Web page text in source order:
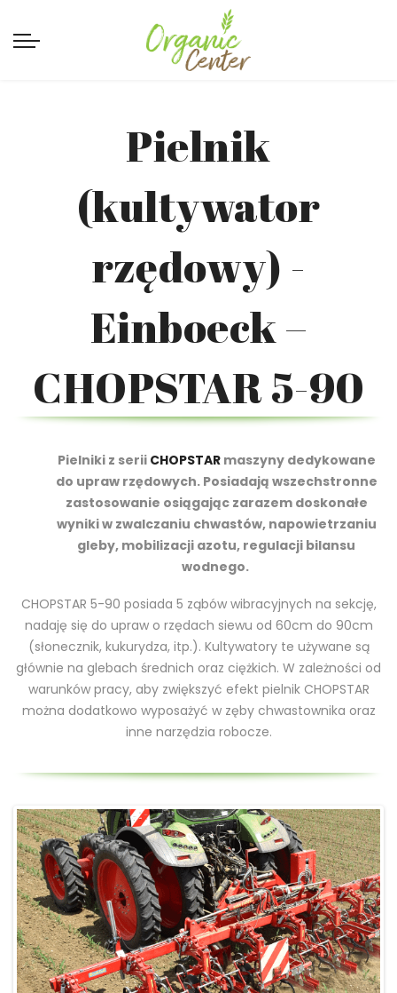
Pielnik
(kultywator
rzędowy) -
Einboeck –
CHOPSTAR 5-90
Pielniki z serii CHOPSTARmaszyny dedykowane
do upraw rzędowych. Posiadają wszechstronne
zastosowanie osiągając zarazem doskonałe
wyniki w zwalczaniu chwastów, napowietrzaniu
gleby, mobilizacji azotu, regulacji bilansu
wodnego.
CHOPSTAR 5-90 posiada 5 ząbów wibracyjnych na sekcję,
nadaję się do upraw o rzędach siewu od 60cm do 90cm
(słonecznik, kukurydza, itp.). Kultywatory te używane są
głównie na glebach średnich oraz ciężkich. W zależności od
warunków pracy, aby zwiększyć efekt pielnik CHOPSTAR
można dodatkowo wyposażyć w zęby chwastownika oraz
inne narzędzia robocze.